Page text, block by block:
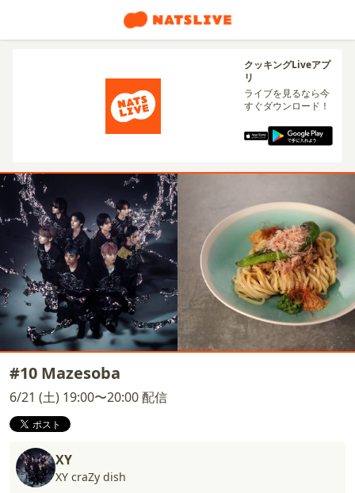
クッキングLiveアプ
リ
ライブを見るなら今
すぐダウンロード！
#10 Mazesoba
6/21 (土) 19:00〜20:00 配信
XY
XY craZy dish